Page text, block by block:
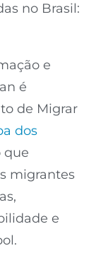
no Brasil:
e
é
de Migrar
dos
que
migrantes
e